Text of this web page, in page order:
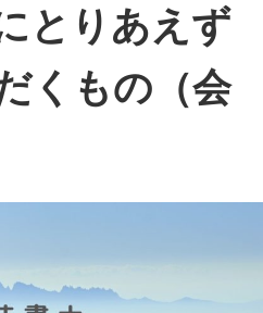
とりあえず
くもの（会